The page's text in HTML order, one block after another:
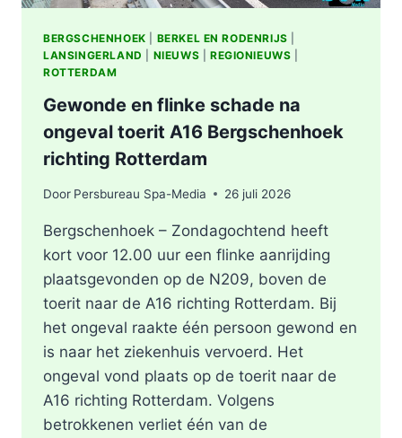
BERGSCHENHOEK BERKEL EN RODENRIJS
LANSINGERLAND
NIEUWS REGIONIEUWS
ROTTERDAM
Gewonde en flinke schade na
ongeval toerit A16 Bergschenhoek
richting Rotterdam
Door Persbureau Spa-Media 26 juli 2026
Bergschenhoek – Zondagochtend heeft
kort voor 12.00 uur een flinke aanrijding
plaatsgevonden op de N209, boven de
toerit naar de A16 richting Rotterdam. Bij
het ongeval raakte één persoon gewond en
is naar het ziekenhuis vervoerd. Het
ongeval vond plaats op de toerit naar de
A16 richting Rotterdam. Volgens
betrokkenen verliet één van de